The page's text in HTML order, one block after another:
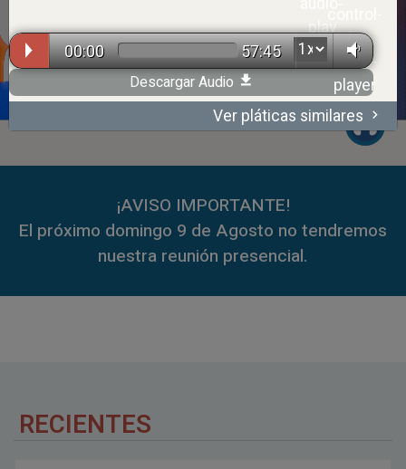
59:35
¡AVISO IMPORTANTE!
El próximo domingo 9 de Agosto no tendremos
nuestra reunión presencial.
RECIENTES
00:00 57:45
Descargar Audio
Ver pláticas similares